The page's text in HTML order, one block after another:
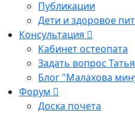
Публикации
Дети и здоровое
Консультация
Кабинет остеопата
Задать вопрос
Блог "Малахова
Форум
Доска почета